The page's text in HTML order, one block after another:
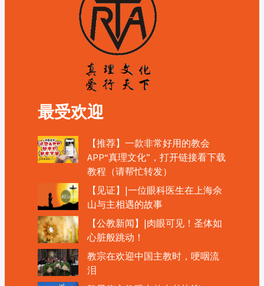
最受欢迎
【推荐】一款非常好用的教会
APP“真理文化”，打开链接看下载
教程（请帮忙转发）
【见证】|一位眼科医生在上海佘
山与主相遇的故事
【公教新闻】|肉眼可见！圣体如
心脏般跳动！
教宗在欢迎中国主教时，哽咽流
泪